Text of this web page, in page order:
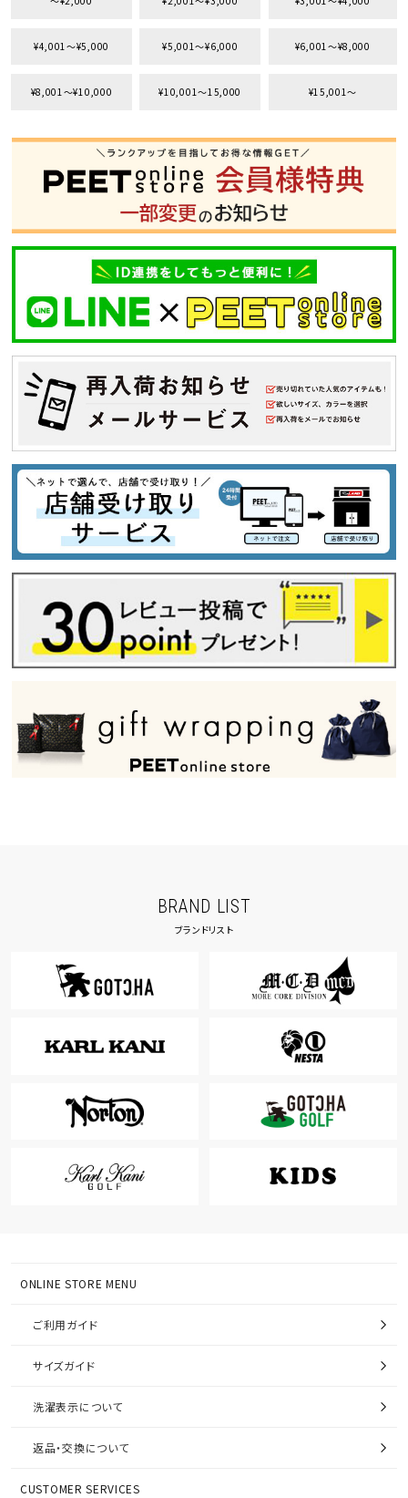
並び順
カテゴリ
サイズ
M
L
XL
XXL
XXXL
29inc
30inc
32inc
34inc
36inc
38inc
40inc
KIDS
カラー
tune 絞り込んで検索する
¥4,001〜¥5,000 ¥5,001〜¥6,000 ¥6,001〜¥8,000
¥8,001〜¥10,000 ¥10,001〜15,000 ¥15,001〜
BRAND LIST
ブランドリスト
ONLINE STORE MENU
ご利用ガイド
サイズガイド
洗濯表示について
返品・交換について
CUSTOMER SERVICES